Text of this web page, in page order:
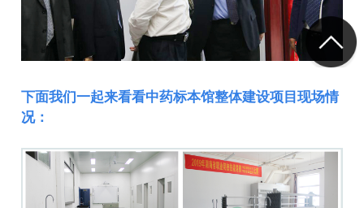
下面我们一起来看看中药标本馆整体建设项目现场情
况：